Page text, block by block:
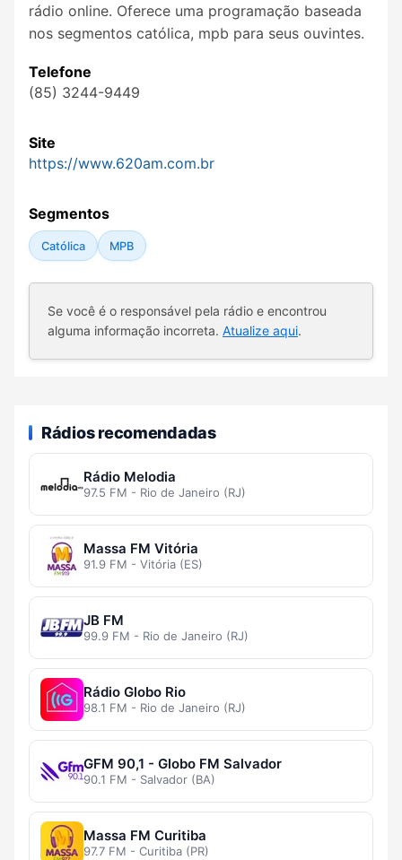
rádio online. Oferece uma programação baseada
nos segmentos católica, mpb para seus ouvintes.
Telefone
(85) 3244-9449
Site
https://www.620am.com.br
Segmentos
Católica MPB
Se você é o responsável pela rádio e encontrou
alguma informação incorreta. Atualize aqui.
Rádios recomendadas
Rádio Melodia
97.5 FM - Rio de Janeiro (RJ)
Massa FM Vitória
91.9 FM - Vitória (ES)
JB FM
99.9 FM - Rio de Janeiro (RJ)
Rádio Globo Rio
98.1 FM - Rio de Janeiro (RJ)
GFM 90,1 - Globo FM Salvador
90.1 FM - Salvador (BA)
Massa FM Curitiba
97.7 FM - Curitiba (PR)